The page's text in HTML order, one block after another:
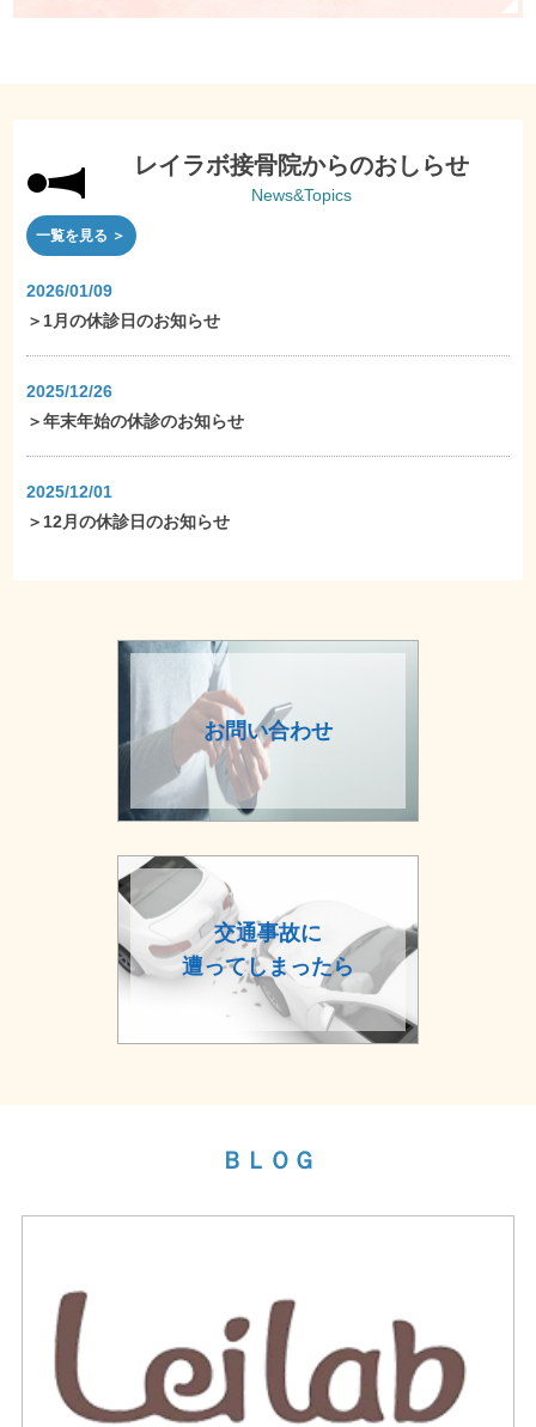
レイラボ接骨院からのおしらせ
News&Topics
一覧を見る ＞
2026/01/09
＞ 1月の休診日のお知らせ
2025/12/26
＞年末年始の休診のお知らせ
2025/12/01
＞ 12月の休診日のお知らせ
お問い合わせ
交通事故に
遭ってしまったら
ＢＬＯＧ